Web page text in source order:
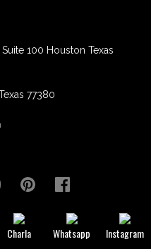
100 Houston Texas
77380
Charla Whatsapp Instagram